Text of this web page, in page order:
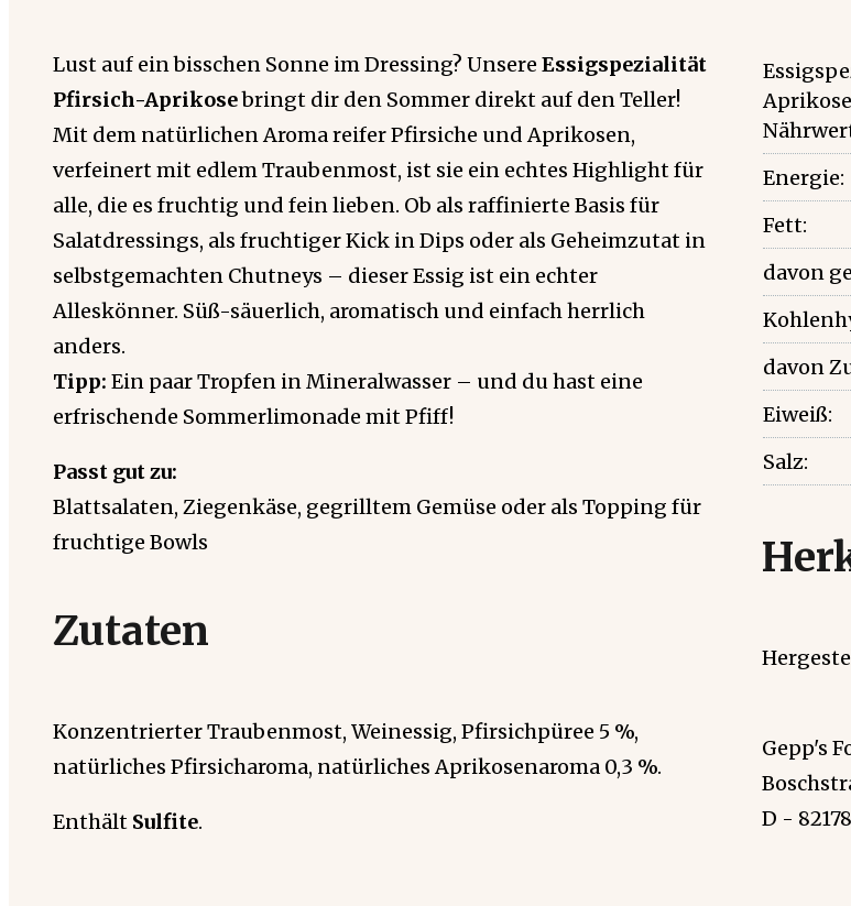
Lust auf ein bisschen Sonne im Dressing? Unsere Essigspezialität
Pfirsich-Aprikosebringt dir den Sommer direkt auf den Teller!
Mit dem natürlichen Aroma reifer Pfirsiche und Aprikosen,
verfeinert mit edlem Traubenmost, ist sie ein echtes Highlight für
alle, die es fruchtig und fein lieben. Ob als raffinierte Basis für
Salatdressings, als fruchtiger Kick in Dips oder als Geheimzutat in
selbstgemachten Chutneys – dieser Essig ist ein echter
Alleskönner. Süß-säuerlich, aromatisch und einfach herrlich
anders.
Tipp: Ein paar Tropfen in Mineralwasser – und du hast eine
erfrischende Sommerlimonade mit Pfiff!
Passt gut zu:
Blattsalaten, Ziegenkäse, gegrilltem Gemüse oder als Topping für
fruchtige Bowls
Zutaten
Konzentrierter Traubenmost, Weinessig, Pfirsichpüree 5 %,
natürliches Pfirsicharoma, natürliches Aprikosenaroma 0,3 %.
Enthält Sulfite.
Aprikose
Energie:
Fett:
davon
davon
Eiweiß:
Salz:
Gepp's
D -